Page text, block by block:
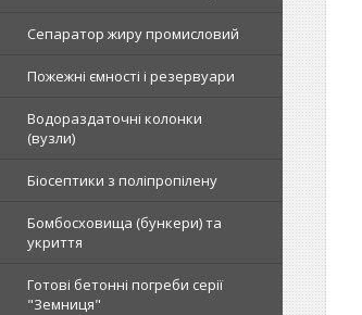
Сепаратор жиру промисловий
Пожежні ємності і резервуари
Водораздаточні колонки
(вузли)
Біосептики з поліпропілену
Бомбосховища (бункери) та
укриття
Готові бетонні погреби серії
"Земниця"